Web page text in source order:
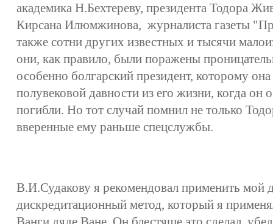
академика Н.Бехтереву, президента Тодора
Кирсана Илюмжинова, журналиста газеты
также сотни других известных и тысячи
они, как правило, были поражены
особенно болгарский президент, которому она
полувековой давности из его жизни, когда он
погибли. Но тот случай помнил не только
вверенные ему раньше спецслужбы.
В.И.Судакову я рекомендовал применить мой
дискредитационный метод, который я